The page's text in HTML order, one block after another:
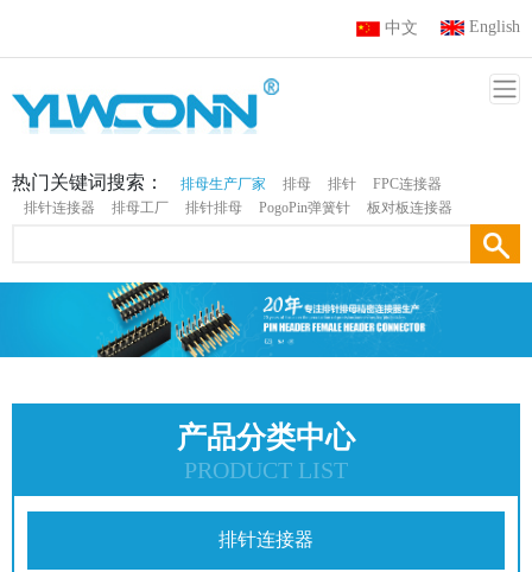
中文 English
热门关键词搜索： 排母生产厂家 排母 排针
FPC连接器
排针连接器
排母工厂 排针排母 PogoPin弹簧针 板对板连接器
产品分类中心
PRODUCT LIST
排针连接器